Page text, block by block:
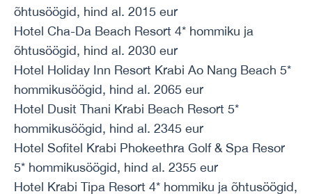
õhtusöögid, hind al. 2015 eur
Hotel Cha-Da Beach Resort 4* hommiku ja
õhtusöögid, hind al. 2030 eur
Hotel Holiday Inn Resort Krabi Ao Nang Beach 5*
hommikusöögid, hind al. 2065 eur
Hotel Dusit Thani Krabi Beach Resort 5*
hommikusöögid, hind al. 2345 eur
Hotel Sofitel Krabi Phokeethra Golf & Spa Resor
5* hommikusöögid, hind al. 2355 eur
Hotel Krabi Tipa Resort 4* hommiku ja õhtusöögid,